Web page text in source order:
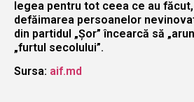
legea pentru tot ceea ce au
defăimarea persoanelor
din partidul „Șor” încearcă să
„furtul secolului”.
Sursa: aif.md